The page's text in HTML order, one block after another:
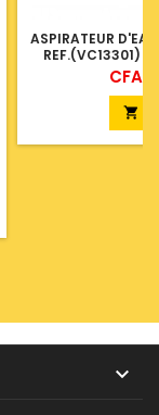
ASPIRATEUR
REF.(VC13301)
Price

